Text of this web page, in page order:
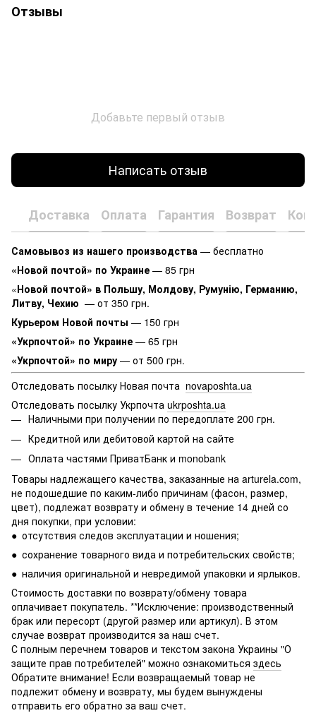
Отзывы
Добавьте первый отзыв
Написать отзыв
Доставка Оплата Гарантия Возврат
Самовывоз из нашего производства — бесплатно
«Новой почтой» по Украине — 85 грн
«Новой почтой» в Польшу, Молдову, Румунію, Германию,
Литву, Чехию — от 350 грн.
Курьером Новой почты — 150 грн
«Укрпочтой» по Украине — 65 грн
«Укрпочтой» по миру — от 500 грн.
Отследовать посылку Новая почта novaposhta.ua
Отследовать посылку Укрпочта ukrposhta.ua
Наличными при получении по передоплате 200 грн.
Кредитной или дебитовой картой на сайте
Оплата частями ПриватБанк и monobank
Товары надлежащего качества, заказанные на arturela.com,
не подошедшие по каким-либо причинам (фасон, размер,
цвет), подлежат возврату и обмену в течение 14 дней со
дня покупки, при условии:
● отсутствия следов эксплуатации и ношения;
● сохранение товарного вида и потребительских свойств;
● наличия оригинальной и невредимой упаковки и ярлыков.
Стоимость доставки по возврату/обмену товара
оплачивает покупатель. **Исключение: производственный
брак или пересорт (другой размер или артикул). В этом
случае возврат производится за наш счет.
С полным перечнем товаров и текстом закона Украины "О
защите прав потребителей" можно ознакомиться здесь
Обратите внимание! Если возвращаемый товар не
подлежит обмену и возврату, мы будем вынуждены
отправить его обратно за ваш счет.